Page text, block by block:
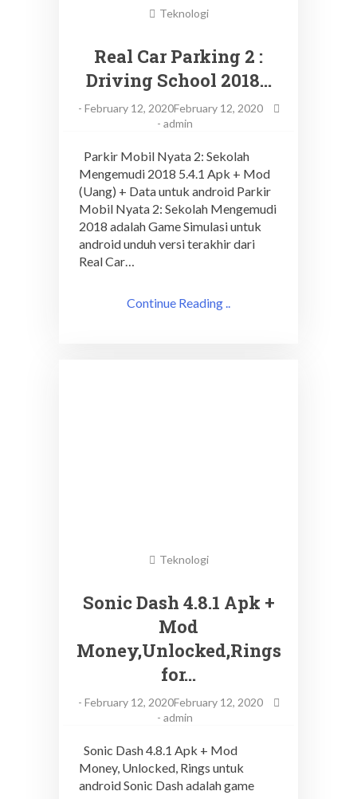
Teknologi
Real Car Parking 2 :
Driving School 2018…
- February 12, 2020February 12, 2020
- admin
Parkir Mobil Nyata 2: Sekolah
Mengemudi 2018 5.4.1 Apk + Mod
(Uang) + Data untuk android Parkir
Mobil Nyata 2: Sekolah Mengemudi
2018 adalah Game Simulasi untuk
android unduh versi terakhir dari
Real Car…
Continue Reading ..
Teknologi
Sonic Dash 4.8.1 Apk +
Mod
Money,Unlocked,Rings
for…
- February 12, 2020February 12, 2020
- admin
Sonic Dash 4.8.1 Apk + Mod
Money, Unlocked, Rings untuk
android Sonic Dash adalah game